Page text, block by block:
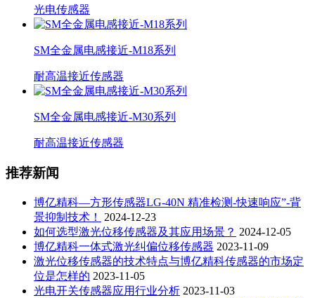
光电传感器
SM全金属电感接近-M18系列
耐高温接近传感器
SM全金属电感接近-M30系列
耐高温接近传感器
推荐新闻
博亿精科—方形传感器LG-40N 精准检测-快速响应”-背
景抑制技术！
2024-12-23
如何选型激光位移传感器及其应用场景？ 2024-12-05
博亿精科一体式激光纠偏位移传感器 2023-11-09
激光位移传感器的技术特点与博亿精科传感器的市场定
位是怎样的 2023-11-05
光电开关传感器应用行业分析 2023-11-03